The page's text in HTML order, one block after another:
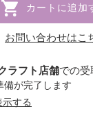
カートに追加
お問い合わせはこ
ラフト店舗での受
備が完了します
する